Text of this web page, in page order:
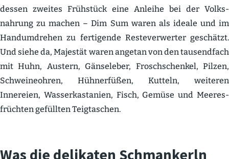
dessen zweites Frühstück eine Anleihe bei der Volks­
nahrung zu machen – Dim Sum waren als ideale und im
Handum­drehen zu ferti­gende Reste­ver­werter geschätzt.
Und siehe da, Majestät waren angetan von den tausendfach
mit Huhn, Austern, Gänse­leber, Frosch­schenkel, Pilzen,
Schwei­neohren, Hühner­füßen, Kutteln, weiteren
Innereien, Wasser­kas­tanien, Fisch, Gemüse und Meeres­
früchten gefüllten Teigta­schen.
Was die delikaten Schman­kerln